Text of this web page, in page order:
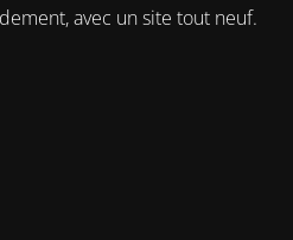
avec un site tout neuf.